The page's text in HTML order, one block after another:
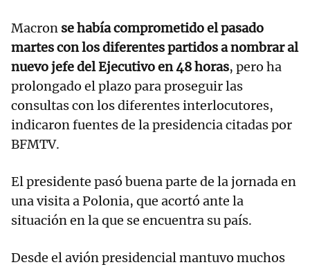
Macron se había comprometido el pasado
martes con los diferentes partidos a nombrar al
nuevo jefe del Ejecutivo en 48 horas, pero ha
prolongado el plazo para proseguir las
consultas con los diferentes interlocutores,
indicaron fuentes de la presidencia citadas por
BFMTV.
El presidente pasó buena parte de la jornada en
una visita a Polonia, que acortó ante la
situación en la que se encuentra su país.
Desde el avión presidencial mantuvo muchos